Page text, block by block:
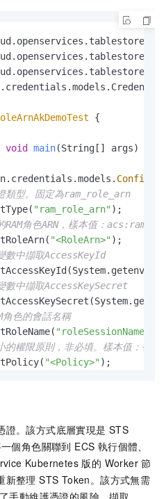
{
void main(String[] args)
Config
型。固定為ram_role_arn
"ram_role_arn" );
角色ARN，樣本值：
"<RoleArn>" );
中擷取AccessKeyId
中擷取AccessKeySecret
色的會話名稱
"roleSessionName"
的權限原則，非必填。樣
"<Policy>" );
Client
credentialsProvider
void setCredentials
證。該方式底層實現是 STS
個角色關聯到 ECS 執行個體、
Kubernetes 版的 Worker 節
新整理 STS Token。該方式無需